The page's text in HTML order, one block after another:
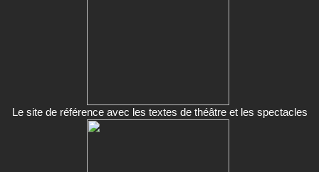
Le site de référence avec les textes de théâtre et les spectacles